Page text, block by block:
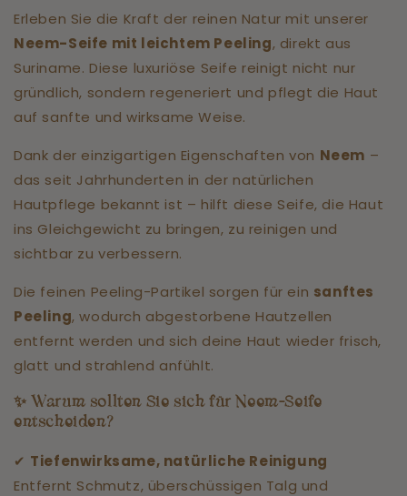
Erleben Sie die Kraft der reinen Natur mit unserer
Neem-Seife mit leichtem Peeling, direkt aus
Suriname. Diese luxuriöse Seife reinigt nicht nur
gründlich, sondern regeneriert und pflegt die Haut
auf sanfte und wirksame Weise.
Dank der einzigartigen Eigenschaften von Neem –
das seit Jahrhunderten in der natürlichen
Hautpflege bekannt ist – hilft diese Seife, die Haut
ins Gleichgewicht zu bringen, zu reinigen und
sichtbar zu verbessern.
Die feinen Peeling-Partikel sorgen für ein sanftes
Peeling, wodurch abgestorbene Hautzellen
entfernt werden und sich deine Haut wieder frisch,
glatt und strahlend anfühlt.
✨ Warum sollten Sie sich für Neem-Seife
entscheiden?
✔ Tiefenwirksame, natürliche Reinigung
Entfernt Schmutz, überschüssigen Talg und